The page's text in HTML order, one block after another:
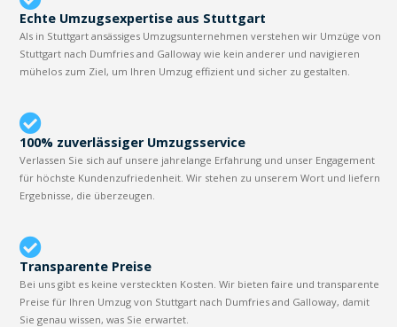
Echte Umzugsexpertise aus Stuttgart
Als in Stuttgart ansässiges Umzugsunternehmen verstehen wir Umzüge von
Stuttgart nach Dumfries and Galloway wie kein anderer und navigieren
mühelos zum Ziel, um Ihren Umzug effizient und sicher zu gestalten.
100% zuverlässiger Umzugsservice
Verlassen Sie sich auf unsere jahrelange Erfahrung und unser Engagement
für höchste Kundenzufriedenheit. Wir stehen zu unserem Wort und liefern
Ergebnisse, die überzeugen.
Transparente Preise
Bei uns gibt es keine versteckten Kosten. Wir bieten faire und transparente
Preise für Ihren Umzug von Stuttgart nach Dumfries and Galloway, damit
Sie genau wissen, was Sie erwartet.